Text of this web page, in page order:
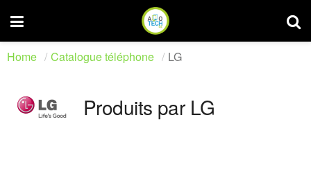
Home Catalogue téléphone LG
Produits par LG